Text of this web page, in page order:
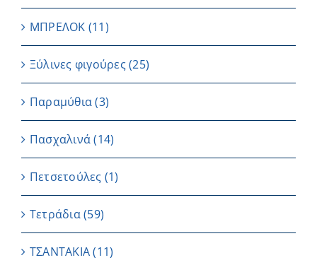
ΜΠΡΕΛΟΚ (11)
Ξύλινες φιγούρες(25)
Παραμύθια (3)
Πασχαλινά (14)
Πετσετούλες (1)
Τετράδια(59)
ΤΣΑΝΤΑΚΙΑ (11)